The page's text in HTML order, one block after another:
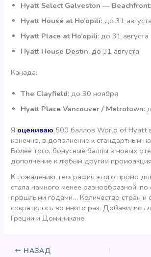
Hyatt Select Galveston — Beachfront
Hyatt House at Ho’opili: до 31 августа
Hyatt Place at Ho’opili: до 31 августа
Hyatt House Destin: до 31 августа
Канада:
The Clayfield: до 30 ноября
Hyatt Place Vancouver / Metrotown:
Я оцениваю 500 баллов World of Hyatt
конечно, в дополнение к стандартным
Более того, бонусные баллы в новых
дополнение к любым другим
К сожалению, география этого промо
стала намного менее разнообразной,
прошлыми годами… Количество стран и
сократилось во много раз. Добавились
Греции и Доминикане.
НАЗАД